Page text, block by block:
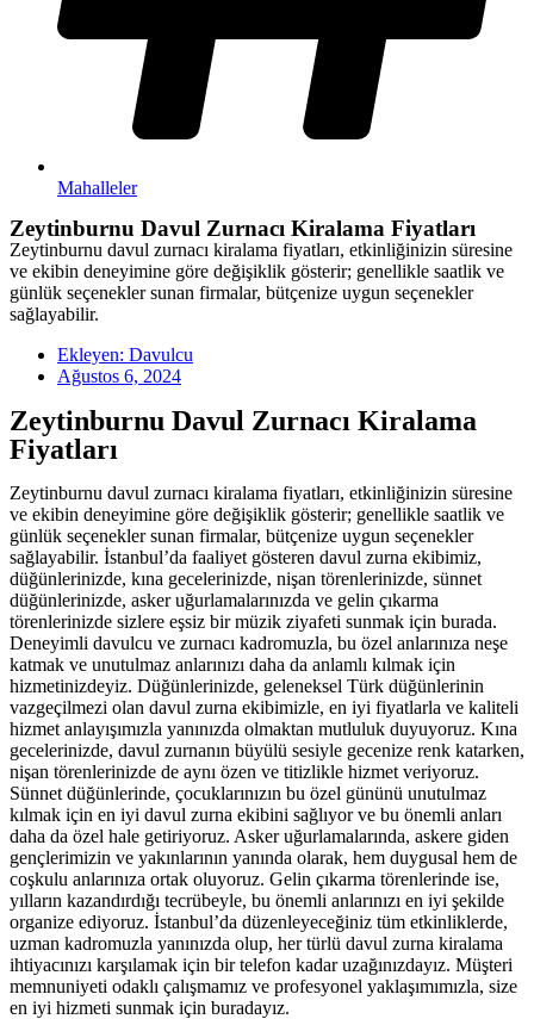
Mahalleler
Zeytinburnu Davul Zurnacı Kiralama Fiyatları
Zeytinburnu davul zurnacı kiralama fiyatları, etkinliğinizin süresine
ve ekibin deneyimine göre değişiklik gösterir; genellikle saatlik ve
günlük seçenekler sunan firmalar, bütçenize uygun seçenekler
sağlayabilir.
Ekleyen: Davulcu
Ağustos 6, 2024
Zeytinburnu Davul Zurnacı Kiralama
Fiyatları
Zeytinburnu davul zurnacı kiralama fiyatları, etkinliğinizin süresine
ve ekibin deneyimine göre değişiklik gösterir; genellikle saatlik ve
günlük seçenekler sunan firmalar, bütçenize uygun seçenekler
sağlayabilir. İstanbul’da faaliyet gösteren davul zurna ekibimiz,
düğünlerinizde, kına gecelerinizde, nişan törenlerinizde, sünnet
düğünlerinizde, asker uğurlamalarınızda ve gelin çıkarma
törenlerinizde sizlere eşsiz bir müzik ziyafeti sunmak için burada.
Deneyimli davulcu ve zurnacı kadromuzla, bu özel anlarınıza neşe
katmak ve unutulmaz anlarınızı daha da anlamlı kılmak için
hizmetinizdeyiz. Düğünlerinizde, geleneksel Türk düğünlerinin
vazgeçilmezi olan davul zurna ekibimizle, en iyi fiyatlarla ve kaliteli
hizmet anlayışımızla yanınızda olmaktan mutluluk duyuyoruz. Kına
gecelerinizde, davul zurnanın büyülü sesiyle gecenize renk katarken,
nişan törenlerinizde de aynı özen ve titizlikle hizmet veriyoruz.
Sünnet düğünlerinde, çocuklarınızın bu özel gününü unutulmaz
kılmak için en iyi davul zurna ekibini sağlıyor ve bu önemli anları
daha da özel hale getiriyoruz. Asker uğurlamalarında, askere giden
gençlerimizin ve yakınlarının yanında olarak, hem duygusal hem de
coşkulu anlarınıza ortak oluyoruz. Gelin çıkarma törenlerinde ise,
yılların kazandırdığı tecrübeyle, bu önemli anlarınızı en iyi şekilde
organize ediyoruz. İstanbul’da düzenleyeceğiniz tüm etkinliklerde,
uzman kadromuzla yanınızda olup, her türlü davul zurna kiralama
ihtiyacınızı karşılamak için bir telefon kadar uzağınızdayız. Müşteri
memnuniyeti odaklı çalışmamız ve profesyonel yaklaşımımızla, size
en iyi hizmeti sunmak için buradayız.